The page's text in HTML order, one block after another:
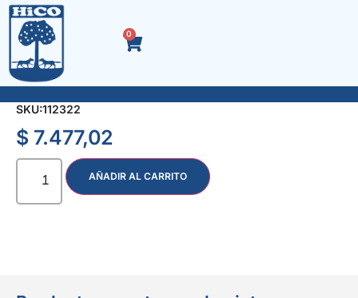
0
LLANA DENTADA 10 x 10 mm.
SKU:112322
$ 7.477,02
AÑADIR AL CARRITO